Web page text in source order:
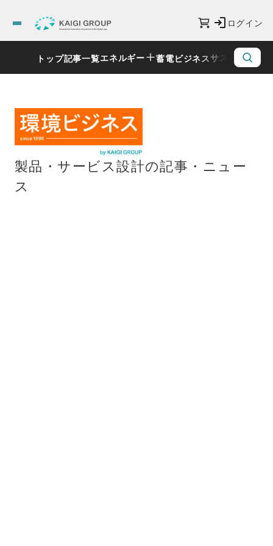
ログイン
トップ記事一覧エネルギー 蓄電ビジネスサステナビリ
製品・サービス設計の記事・ニュー
ス